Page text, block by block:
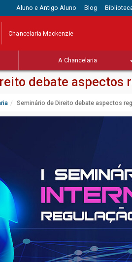
Aluno e Antigo Aluno Blog
Chancelaria Mackenzie
A Chancelaria
debate aspectos
Seminário de Direito debate aspectos